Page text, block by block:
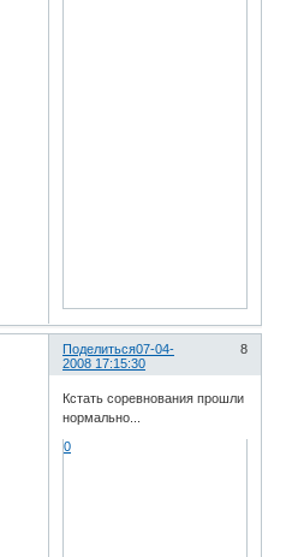
Поделиться 8
07-04-
2008 17:15:30
Кстать соревнования прошли
нормально...
0